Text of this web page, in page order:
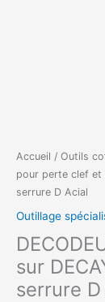
Accueil / Outils
pour perte clef et
serrure D Acial
Outillage
sur
serrure